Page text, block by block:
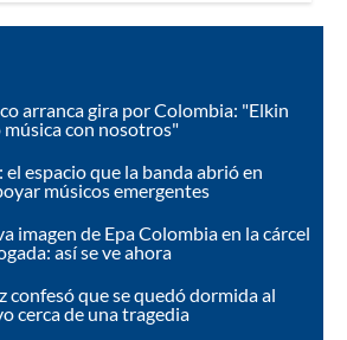
arranca gira por Colombia: "Elkin
música con nosotros"
el espacio que la banda abrió en
músicos emergentes
imagen de Epa Colombia en la cárcel
así se ve ahora
confesó que se quedó dormida al
cerca de una tragedia